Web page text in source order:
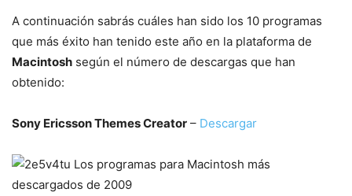
A continuación sabrás cuáles han sido los 10 programas
que más éxito han tenido este año en la plataforma de
Macintosh según el número de descargas que han
obtenido:
Sony Ericsson Themes Creator – Descargar